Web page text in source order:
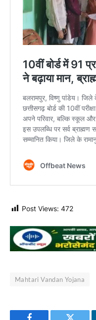
Post Views: 472
Mahtari Vandan Yojana